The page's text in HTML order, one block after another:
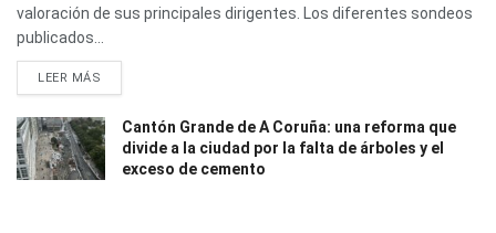
valoración de sus principales dirigentes. Los diferentes sondeos
publicados...
LEER MÁS
Cantón Grande de A Coruña: una reforma que
divide a la ciudad por la falta de árboles y el
exceso de cemento